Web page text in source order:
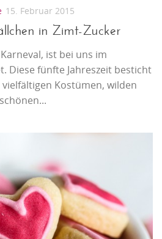
15. Februar 2015
in Zimt-Zucker
ist bei uns im
Diese fünfte Jahreszeit besticht
Kostümen, wilden